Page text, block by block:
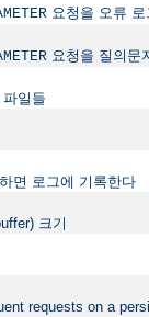
요청을 오류
요청을 질의문
일들
면 로그에 기록한다
크기
requests on a